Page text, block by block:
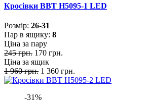
Кросівки BBT H5095-1 LED
Розмiр: 26-31
Пар в ящику: 8
Ціна за пару
245 грн. 170 грн.
Ціна за ящик
1 960 грн. 1 360 грн.
-31%